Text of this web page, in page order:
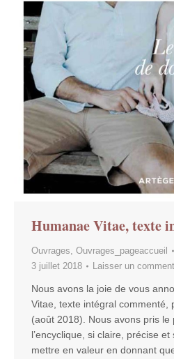
Humanae Vitae, texte
Ouvrages Ouvrages_pageaccueil
3 juillet 2018
Laisser un
Nous avons la joie de vous
Vitae, texte intégral commenté,
(août 2018). Nous avons pris
l’encyclique, si claire, précise
mettre en valeur en donnant